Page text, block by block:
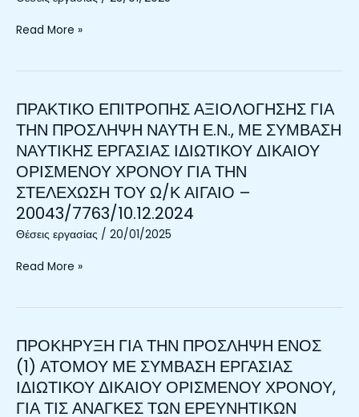
ΚΑΤΑΓΡΑΦΗ
ΥΠΟΠΕΡΙΟΧΩΝ
ΤΗΣ
ΕΛΛΑΔΑΣ)
ΜΕ
Κ.Ε.
(01.3032402/001).
ΕΡΓΑΣΙΑΣ
ΓΙΑ
ΤΙΣ
ΑΝΑΓΚΕΣ
ΤΟΥ
ΕΡΕΥΝΗΤΙΚΟΥ
ΠΡΟΓΡΑΜΜΑΤΟΣ
«2B-
BLUE»
Κ.Ε.
Read More »
ΠΡΑΚΤΙΚΟ ΕΠΙΤΡΟΠΗΣ ΑΞΙΟΛΟΓΗΣΗΣ ΓΙΑ
ΤΗΝ ΠΡΟΣΛΗΨΗ ΝΑΥΤΗ Ε.Ν., ΜΕ ΣΥΜΒΑΣΗ
ΝΑΥΤΙΚΗΣ ΕΡΓΑΣΙΑΣ ΙΔΙΩΤΙΚΟΥ ΔΙΚΑΙΟΥ
ΟΡΙΣΜΕΝΟΥ ΧΡΟΝΟΥ ΓΙΑ ΤΗΝ
ΣΤΕΛΕΧΩΣΗ ΤΟΥ Ω/Κ ΑΙΓΑΙΟ –
20043/7763/10.12.2024
Θέσεις εργασίας / 20/01/2025
ΠΡΑΚΤΙΚΟ
ΕΠΙΤΡΟΠΗΣ
ΓΙΑ
ΤΗΝ
ΠΡΟΣΛΗΨΗ
ΝΑΥΤΗ
Ε.Ν.,
ΣΥΜΒΑΣΗ
ΟΡΙΣΜΕΝΟΥ
ΧΡΟΝΟΥ
ΓΙΑ
ΤΗΝ
Read More »
ΠΡΟΚΗΡΥΞΗ ΓΙΑ ΤΗΝ ΠΡΟΣΛΗΨΗ ΕΝΟΣ
(1) ΑΤΟΜΟΥ ΜΕ ΣΥΜΒΑΣΗ ΕΡΓΑΣΙΑΣ
ΙΔΙΩΤΙΚΟΥ ΔΙΚΑΙΟΥ ΟΡΙΣΜΕΝΟΥ ΧΡΟΝΟΥ,
ΓΙΑ ΤΙΣ ΑΝΑΓΚΕΣ ΤΩΝ ΕΡΕΥΝΗΤΙΚΩΝ
ΠΡΟΚΗΡΥΞΗ
ΓΙΑ
ΤΗΝ
ΠΡΟΣΛΗΨΗ
ΕΝΟΣ